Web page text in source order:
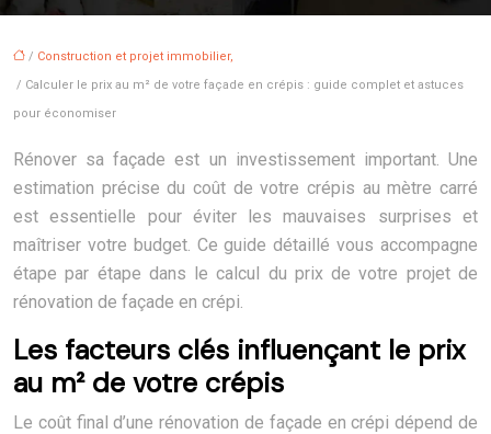
/ Construction et projet immobilier,
/ Calculer le prix au m² de votre façade en crépis : guide complet et astuces
pour économiser
Rénover sa façade est un investissement important. Une
estimation précise du coût de votre crépis au mètre carré
est essentielle pour éviter les mauvaises surprises et
maîtriser votre budget. Ce guide détaillé vous accompagne
étape par étape dans le calcul du prix de votre projet de
rénovation de façade en crépi.
Les facteurs clés influençant le prix
au m² de votre crépis
Le coût final d’une rénovation de façade en crépi dépend de